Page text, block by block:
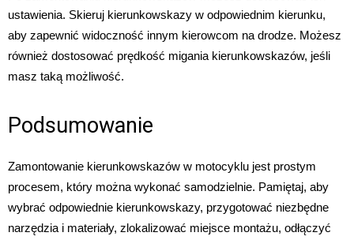
ustawienia. Skieruj kierunkowskazy w odpowiednim kierunku,
aby zapewnić widoczność innym kierowcom na drodze. Możesz
również dostosować prędkość migania kierunkowskazów, jeśli
masz taką możliwość.
Podsumowanie
Zamontowanie kierunkowskazów w motocyklu jest prostym
procesem, który można wykonać samodzielnie. Pamiętaj, aby
wybrać odpowiednie kierunkowskazy, przygotować niezbędne
narzędzia i materiały, zlokalizować miejsce montażu, odłączyć